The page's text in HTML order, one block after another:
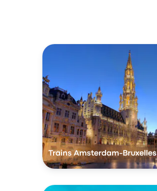
Trains Amsterdam-Bruxelles